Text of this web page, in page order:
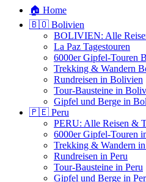
🏠 Home
🇧🇴 Bolivien
BOLIVIEN: Alle
La Paz Tagestouren
6000er Gipfel-Touren
Trekking & Wandern
Rundreisen in Bolivien
Tour-Bausteine in
Gipfel und Berge in
🇵🇪 Peru
PERU: Alle Reisen &
6000er Gipfel-Touren
Trekking & Wandern in
Rundreisen in Peru
Tour-Bausteine in Peru
Gipfel und Berge in